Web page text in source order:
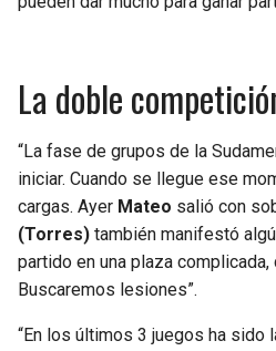
La doble
“La fase de grupos de la
iniciar. Cuando se llegue ese
cargas. Ayer Mateo salió con
(Torres) también manifestó
partido en una plaza
Buscaremos lesiones”.
“En los últimos 3 juegos ha sido